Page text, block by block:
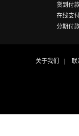
货到付
在线支
分期付
关于我们 联